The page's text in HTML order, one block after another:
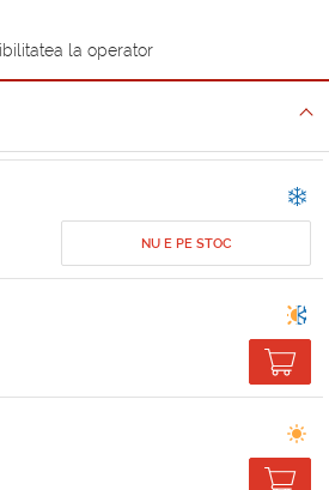
la operator
NU E PE STOC